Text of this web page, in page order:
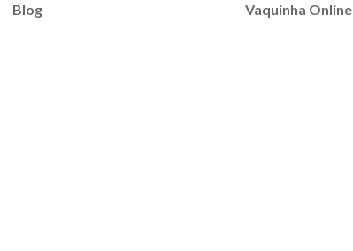
Blog
Vaquinha Online